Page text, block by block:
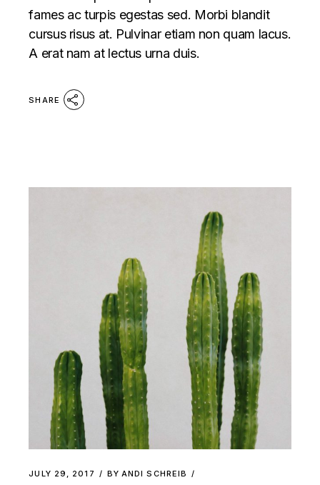
fames ac turpis egestas sed. Morbi blandit
cursus risus at. Pulvinar etiam non quam lacus.
A erat nam at lectus urna duis.
SHARE
JULY 29, 2017 BY ANDI SCHREIB